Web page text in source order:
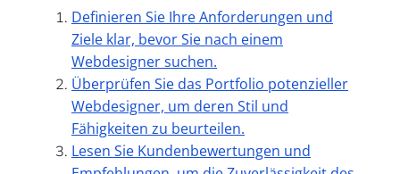
Definieren Sie Ihre Anforderungen und
Ziele klar, bevor Sie nach einem
Webdesigner suchen.
Überprüfen Sie das Portfolio potenzieller
Webdesigner, um deren Stil und
Fähigkeiten zu beurteilen.
Lesen Sie Kundenbewertungen und